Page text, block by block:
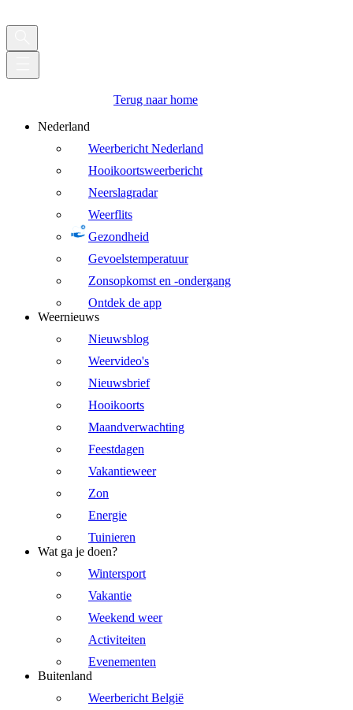
Terug naar home
Nederland
Weerbericht Nederland
Hooikoortsweerbericht
Neerslagradar
Weerflits
Gezondheid
Gevoelstemperatuur
Zonsopkomst en -ondergang
Ontdek de app
Weernieuws
Nieuwsblog
Weervideo's
Nieuwsbrief
Hooikoorts
Maandverwachting
Feestdagen
Vakantieweer
Zon
Energie
Tuinieren
Wat ga je doen?
Wintersport
Vakantie
Weekend weer
Activiteiten
Evenementen
Buitenland
Weerbericht België